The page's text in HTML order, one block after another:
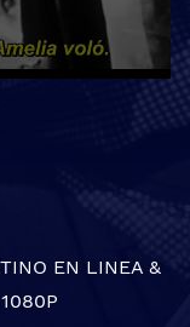
EN LINEA &